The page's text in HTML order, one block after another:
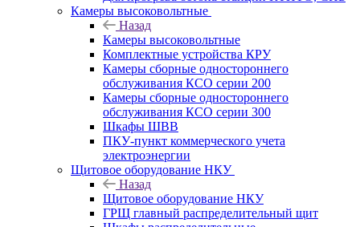
Камеры высоковольтные
Назад
Камеры высоковольтные
Комплектные устройства КРУ
Камеры сборные одностороннего
обслуживания КСО серии 200
Камеры сборные одностороннего
обслуживания КСО серии 300
Шкафы ШВВ
ПКУ-пункт коммерческого учета
электроэнергии
Щитовое оборудование НКУ
Назад
Щитовое оборудование НКУ
ГРЩ главный распределительный щит